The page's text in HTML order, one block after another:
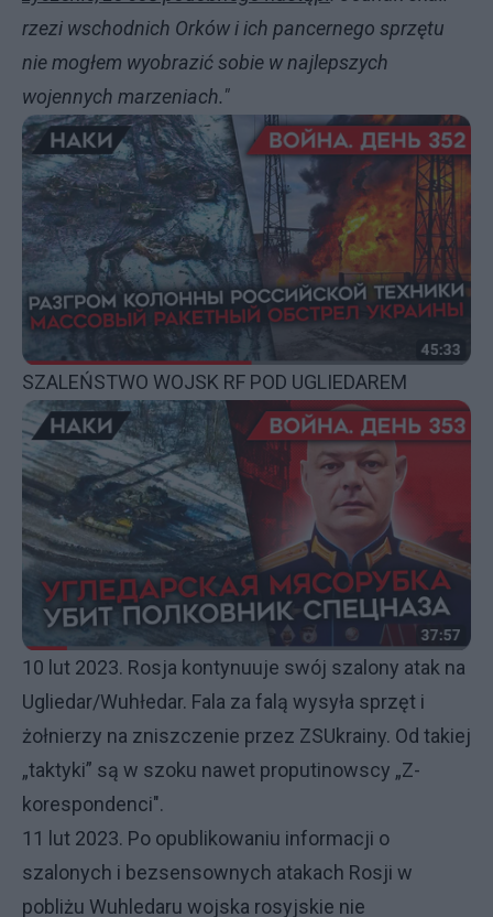
rzezi wschodnich Orków i ich pancernego sprzętu
nie mogłem wyobrazić sobie w najlepszych
wojennych marzeniach."
SZALEŃSTWO WOJSK RF POD UGLIEDAREM
10 lut 2023. Rosja kontynuuje swój szalony atak na
Ugliedar/Wuhłedar. Fala za falą wysyła sprzęt i
żołnierzy na zniszczenie przez ZSUkrainy. Od takiej
„taktyki” są w szoku nawet proputinowscy „Z-
korespondenci".
11 lut 2023. Po opublikowaniu informacji o
szalonych i bezsensownych atakach Rosji w
pobliżu Wuhledaru wojska rosyjskie nie